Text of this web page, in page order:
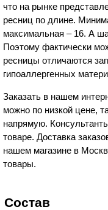
что на рынке
ресниц по длине.
максимальная – 16. А
Поэтому фактически
ресницы отличаются
гипоаллергенных
Заказать в нашем
можно по низкой цене,
напрямую.
товаре. Доставка
нашем магазине в
товары.
Состав